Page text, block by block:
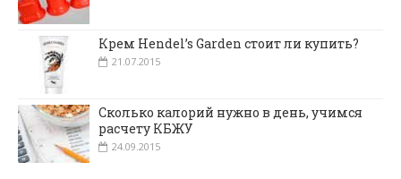
Крем Hendel’s Garden стоит ли купить?
21.07.2015
Сколько калорий нужно в день, учимся
расчету КБЖУ
24.09.2015